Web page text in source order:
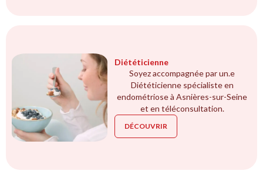
Diététicienne
Soyez accompagnée par un.e
Diététicienne spécialiste en
endométriose à Asnières-sur-Seine
et en téléconsultation.
DÉCOUVRIR